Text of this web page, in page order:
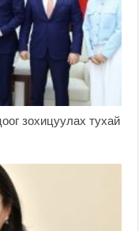
зохицуулах тухай